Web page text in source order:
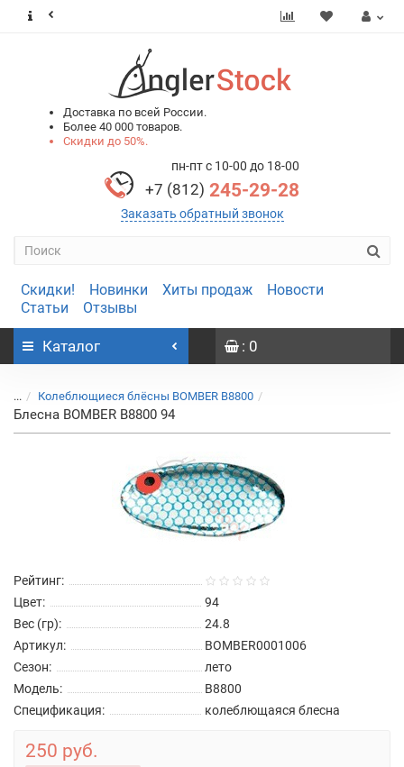
Доставка по всей России.
Более 40 000 товаров.
Скидки до 50%.
пн-пт с 10-00 до 18-00
+7 (812) 245-29-28
Заказать обратный звонок
Скидки! Новинки Хиты продаж
Новости
Статьи
Отзывы
Каталог : 0
... Колеблющиеся блёсны BOMBER B8800
Блесна BOMBER B8800 94
Рейтинг:
Цвет:
94
Вес (гр):
24.8
Артикул:
BOMBER0001006
Сезон:
лето
Модель:
B8800
Спецификация:
колеблющаяся блесна
250 руб.